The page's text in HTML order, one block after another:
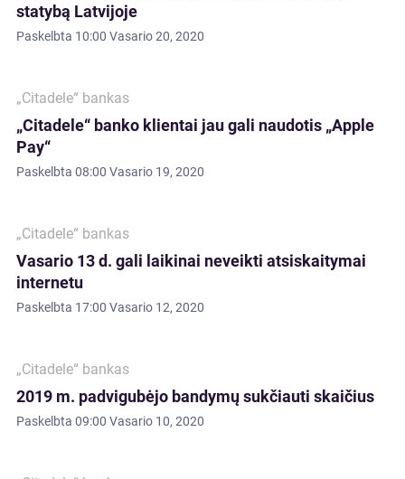
statybą Latvijoje
Paskelbta 10:00 Vasario 20, 2020
„Citadele“ bankas
„Citadele“ banko klientai jau gali naudotis „Apple
Pay“
Paskelbta 08:00 Vasario 19, 2020
„Citadele“ bankas
Vasario 13 d. gali laikinai neveikti atsiskaitymai
internetu
Paskelbta 17:00 Vasario 12, 2020
„Citadele“ bankas
2019 m. padvigubėjo bandymų sukčiauti skaičius
Paskelbta 09:00 Vasario 10, 2020